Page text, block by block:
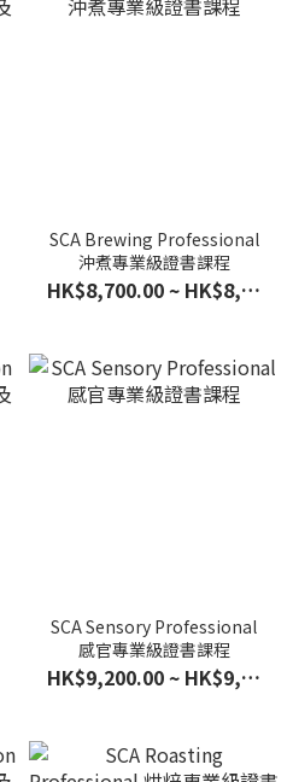
SCA Brewing Professional
沖煮專業級證書課程
HK$8,700.00 ~ HK$8,800.00
SCA Sensory Professional
感官專業級證書課程
HK$9,200.00 ~ HK$9,300.00